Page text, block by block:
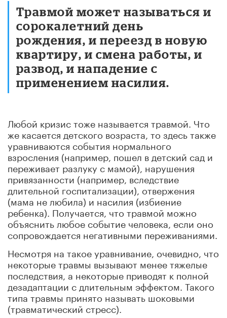
Травмой может называться и
сорокалетний день
рождения, и переезд в новую
квартиру, и смена работы, и
развод, и нападение с
применением насилия.
Любой кризис тоже называется травмой. Что
же касается детского возраста, то здесь также
уравниваются события нормального
взросления (например, пошел в детский сад и
переживает разлуку с мамой), нарушения
привязанности (например, вследствие
длительной госпитализации), отвержения
(мама не любила) и насилия (избиение
ребенка). Получается, что травмой можно
объяснить любое событие человека, если оно
сопровождается негативными переживаниями.
Несмотря на такое уравнивание, очевидно, что
некоторые травмы вызывают менее тяжелые
последствия, а некоторые приводят к полной
дезадаптации с длительным эффектом. Такого
типа травмы принято называть шоковыми
(травматический стресс).